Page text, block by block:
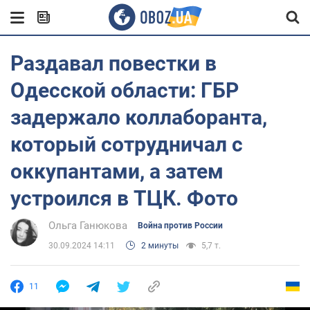
Раздавал повестки в
Одесской области: ГБР
задержало коллаборанта,
который сотрудничал с
оккупантами, а затем
устроился в ТЦК. Фото
Ольга Ганюкова Война против России
30.09.2024 14:11 2 минуты 5,7 т.
11